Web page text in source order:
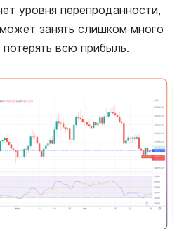
уровня перепроданности,
занять слишком много
всю прибыль.